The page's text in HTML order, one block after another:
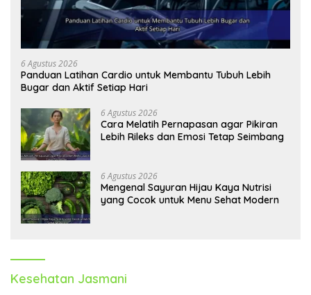
6 Agustus 2026
Panduan Latihan Cardio untuk Membantu Tubuh Lebih
Bugar dan Aktif Setiap Hari
6 Agustus 2026
Cara Melatih Pernapasan agar Pikiran
Lebih Rileks dan Emosi Tetap Seimbang
6 Agustus 2026
Mengenal Sayuran Hijau Kaya Nutrisi
yang Cocok untuk Menu Sehat Modern
Kesehatan Jasmani